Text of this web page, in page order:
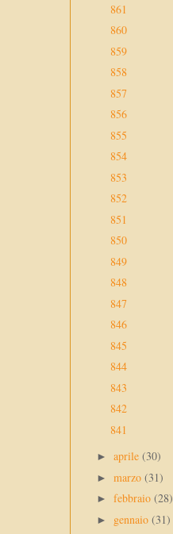
861
860
859
858
857
856
855
854
853
852
851
850
849
848
847
846
845
844
843
842
841
► aprile (30)
► marzo (31)
► febbraio (28)
► gennaio (31)